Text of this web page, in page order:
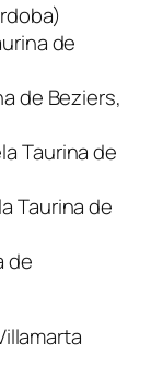
de
de Beziers,
Taurina de
Taurina de
de